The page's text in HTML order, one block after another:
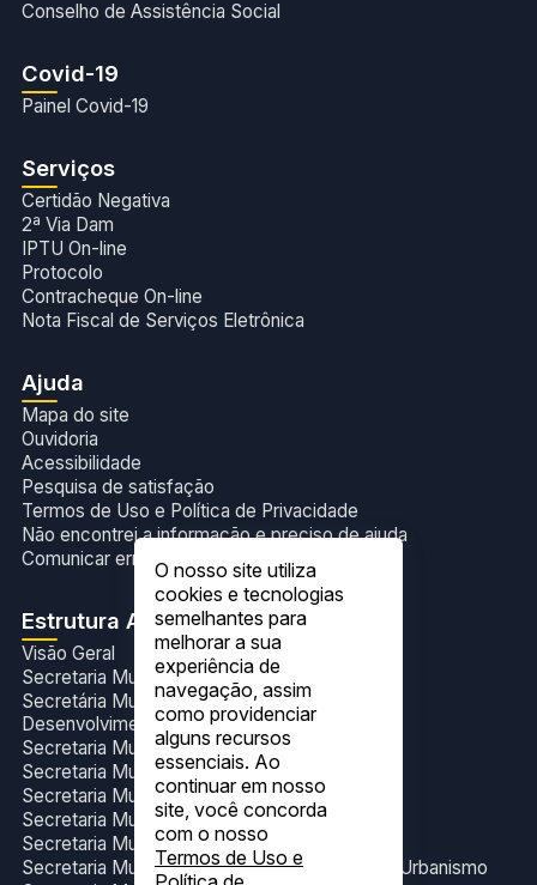
Conselho de Assistência Social
Covid-19
Painel Covid-19
Serviços
Certidão Negativa
2ª Via Dam
IPTU On-line
Protocolo
Contracheque On-line
Nota Fiscal de Serviços Eletrônica
Ajuda
Mapa do site
Ouvidoria
Acessibilidade
Pesquisa de satisfação
Termos de Uso e Política de Privacidade
Não encontrei a informação e preciso de ajuda
Comunicar erros no site
Estrutura Administrativa
Visão Geral
Secretaria Municipal de Administração
Secretária Municipal de Agricultura,Pecuária e
Desenvolvimento Sustentável
Secretaria Municipal de Assistência Social
Secretaria Municipal de Assuntos Indígenas
Secretaria Municipal de Educação
Secretaria Municipal de Finanças
Secretaria Municipal de Meio Ambiente
Secretaria Municipal de Obras, Transportes e Urbanismo
O nosso site utiliza
cookies e tecnologias
semelhantes para
melhorar a sua
experiência de
navegação, assim
como providenciar
alguns recursos
essenciais. Ao
continuar em nosso
site, você concorda
com o nosso
Termos de Uso e